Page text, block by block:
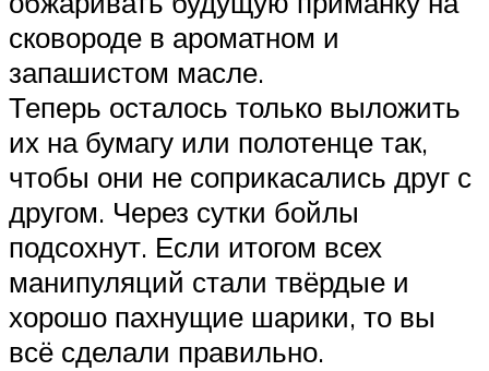
сковороде в ароматном и
запашистом масле.
Теперь осталось только выложить
их на бумагу или полотенце так,
чтобы они не соприкасались друг с
другом. Через сутки бойлы
подсохнут. Если итогом всех
манипуляций стали твёрдые и
хорошо пахнущие шарики, то вы
всё сделали правильно.